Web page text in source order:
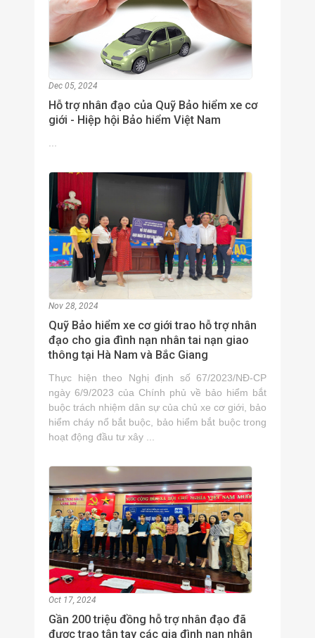
Dec 05, 2024
Hỗ trợ nhân đạo của Quỹ Bảo hiểm xe cơ
giới - Hiệp hội Bảo hiểm Việt Nam
Nov 28, 2024
Quỹ Bảo hiểm xe cơ giới trao hỗ trợ nhân
đạo cho gia đình nạn nhân tai nạn giao
thông tại Hà Nam và Bắc Giang
Thực hiện theo Nghị định số 67/2023/NĐ-CP
ngày 6/9/2023 của Chính phủ về bảo hiểm bắt
buộc trách nhiệm dân sự của chủ xe cơ giới, bảo
hiểm cháy nổ bắt buộc, bảo hiểm bắt buộc trong
hoạt động đầu tư xây ...
Oct 17, 2024
Gần 200 triệu đồng hỗ trợ nhân đạo đã
được trao tận tay các gia đình nạn nhân